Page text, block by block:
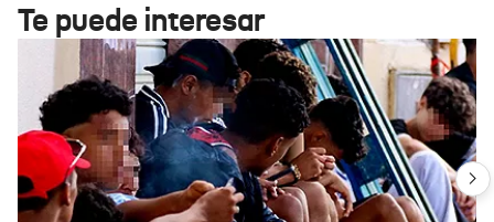
Te puede interesar